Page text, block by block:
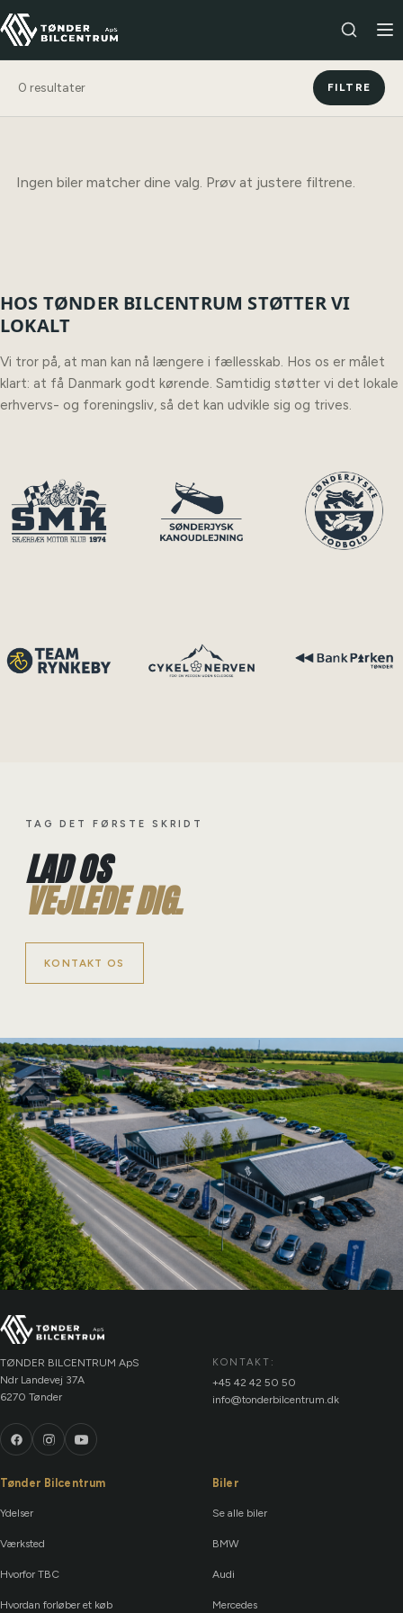
0 resultater FILTRE
Ingen biler matcher dine valg. Prøv at justere filtrene.
HOS TØNDER BILCENTRUM STØTTER VI
LOKALT
Vi tror på, at man kan nå længere i fællesskab. Hos os er målet
klart: at få Danmark godt kørende. Samtidig støtter vi det lokale
erhvervs- og foreningsliv, så det kan udvikle sig og trives.
TAG DET FØRSTE SKRIDT
LAD OS
VEJLEDE DIG.
KONTAKT OS
TØNDER BILCENTRUM ApS
Ndr Landevej 37A
6270 Tønder
KONTAKT:
+45 42 42 50 50
info@tonderbilcentrum.dk
Tønder Bilcentrum
Ydelser
Værksted
Hvorfor TBC
Hvordan forløber et køb
Biler
Se alle biler
BMW
Audi
Mercedes